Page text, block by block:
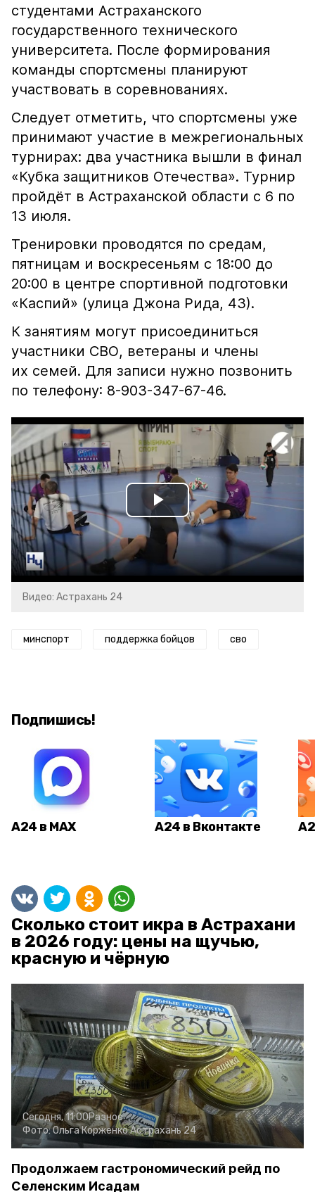
студентами Астраханского
государственного технического
университета. После формирования
команды спортсмены планируют
участвовать в соревнованиях.
Следует отметить, что спортсмены уже
принимают участие в межрегиональных
турнирах: два участника вышли в финал
«Кубка защитников Отечества». Турнир
пройдёт в Астраханской области с 6 по
13 июля.
Тренировки проводятся по средам,
пятницам и воскресеньям с 18:00 до
20:00 в центре спортивной подготовки
«Каспий» (улица Джона Рида, 43).
К занятиям могут присоединиться
участники СВО, ветераны и члены
их семей. Для записи нужно позвонить
по телефону: 8-903-347-67-46.
Play
Video
Видео: Астрахань 24
минспорт поддержка бойцов сво
Подпишись!
А24 в MAX А24 в Вконтакте
Сколько стоит икра в Астрахани
в 2026 году: цены на щучью,
красную и чёрную
Сегодня, 11:00Разное
Фото:Ольга КорженкоАстрахань 24
Продолжаем гастрономический рейд по
Селенским Исадам